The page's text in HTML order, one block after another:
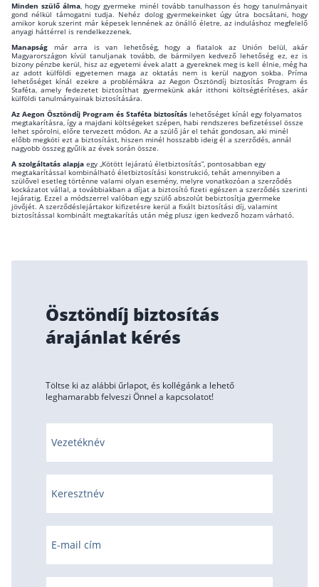
Kapcsolat
Bejelentkezés
Gépjárműs hírek
Minden szülő álma, hogy gyermeke minél tovább tanulhasson és hogy tanulmányait
gond nélkül támogatni tudja. Nehéz dolog gyermekeinket úgy útra bocsátani, hogy
amikor koruk szerint már képesek lennének az önálló életre, az induláshoz megfelelő
anyagi háttérrel is rendelkezzenek.
Manapság már arra is van lehetőség, hogy a fiatalok az Unión belül, akár
Magyarországon kívül tanuljanak tovább, de bármilyen kedvező lehetőség ez, ez is
bizony pénzbe kerül, hisz az egyetemi évek alatt a gyereknek meg is kell élnie, még ha
az adott külföldi egyetemen maga az oktatás nem is kerül nagyon sokba. Príma
lehetőséget kínál ezekre a problémákra az Aegon Ösztöndíj biztosítás Program és
Staféta, amely fedezetet biztosíthat gyermekünk akár itthoni költségtérítéses, akár
külföldi tanulmányainak biztosítására.
Az Aegon Ösztöndíj Program és Staféta biztosítás lehetőséget kínál egy folyamatos
megtakarításra, így a majdani költségeket szépen, habi rendszeres befizetéssel össze
lehet spórolni, előre tervezett módon. Az a szülő jár el tehát gondosan, aki minél
előbb megköti ezt a biztosítást, hiszen minél hosszabb ideig él a szerződés, annál
nagyobb összeg gyűlik az évek során össze.
A szolgáltatás alapja egy „Kötött lejáratú életbiztosítás”, pontosabban egy
megtakarítással kombinálható életbiztosítási konstrukció, tehát amennyiben a
szülővel esetleg történne valami olyan esemény, melyre vonatkozóan a szerződés
kockázatot vállal, a továbbiakban a díjat a biztosító fizeti egészen a szerződés szerinti
lejáratig. Ezzel a módszerrel valóban egy szülő abszolút bebiztosítja gyermeke
jövőjét. A szerződéslejártakor kifizetésre kerül a fixált biztosítási díj, valamint
biztosítással kombinált megtakarítás után még plusz igen kedvező hozam várható.
Ösztöndíj biztosítás
árajánlat kérés
Töltse ki az alábbi űrlapot, és kollégánk a lehető
leghamarabb felveszi Önnel a kapcsolatot!
Vezetéknév
Keresztnév
E-mail cím